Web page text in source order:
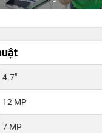
4.7"
12 MP
7 MP